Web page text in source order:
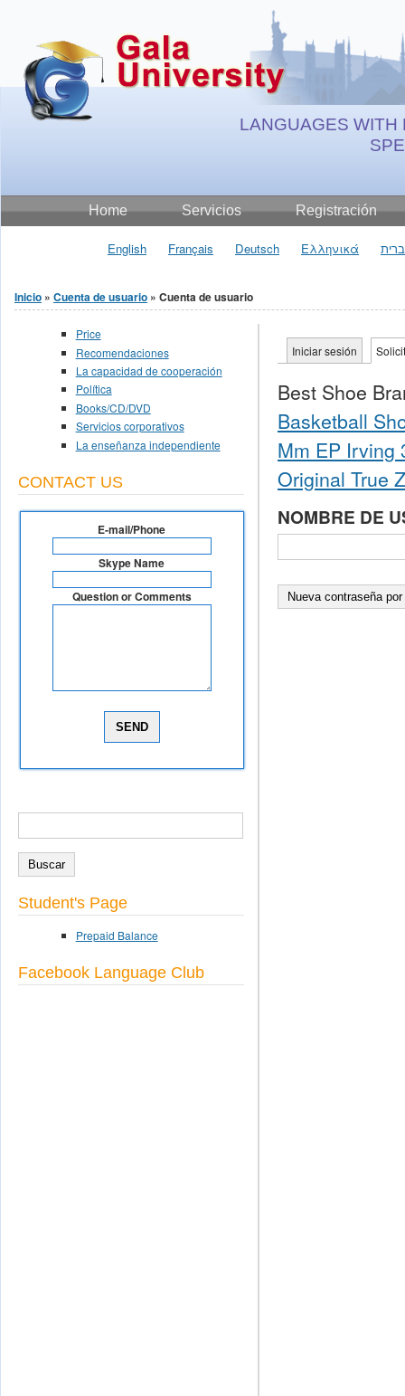
LANGUAGES WITH
Home Servicios Registración
English Français Deutsch Ελληνικά
Se encuentra usted aquí
Inicio » Cuenta de usuario » Cuenta de usuario
Solapas principales
Iniciar sesión
Best Shoe
Basketball
Mm EP Irving
Original True
NOMBRE DE
Price
Recomendaciones
La capacidad de cooperación
Política
Books/CD/DVD
Servicios corporativos
La enseñanza independiente
CONTACT US
E-mail/Phone
Skype Name
Question or Comments
Student's Page
Prepaid Balance
Facebook Language Club